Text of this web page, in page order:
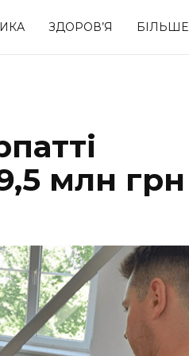
ЗДОРОВ’Я БІЛЬШЕ
млн грн